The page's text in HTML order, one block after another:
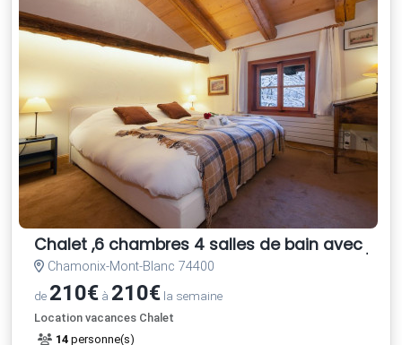
Chalet ,6 chambres 4 salles de bain avec
Chamonix-Mont-Blanc 74400
de 210€ à 210€ la semaine
Location vacances Chalet
14 personne(s)